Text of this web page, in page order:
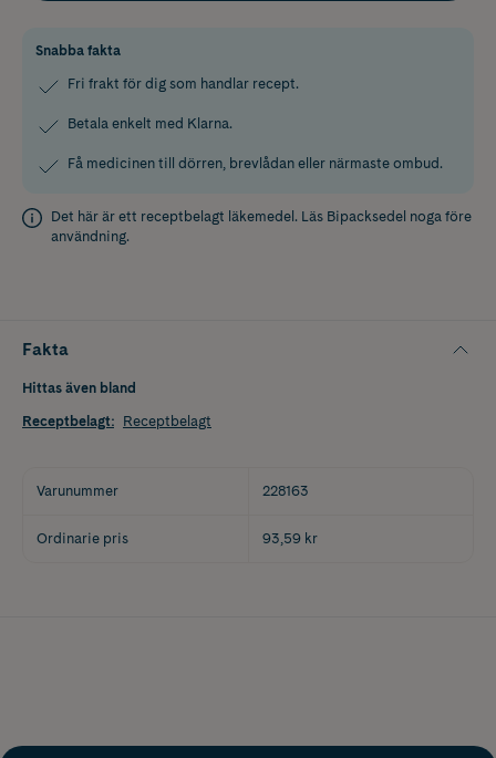
Snabba fakta
Fri frakt för dig som handlar recept.
Betala enkelt med Klarna.
Få medicinen till dörren, brevlådan eller närmaste ombud.
Det här är ett receptbelagt läkemedel. Läs Bipacksedel noga före
användning.
Fakta
Hittas även bland
Receptbelagt: Receptbelagt
Varunummer 228163
Ordinarie pris 93,59 kr